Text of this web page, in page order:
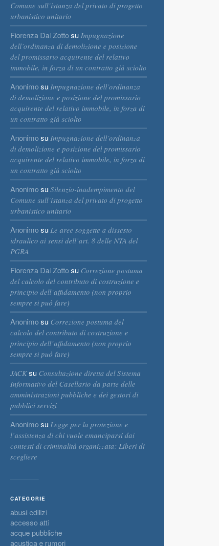
Comune sull’istanza del privato di progetto
urbanistico unitario
Fiorenza Dal Zottosu Impugnazione
dell’ordinanza di demolizione e posizione
del promissario acquirente del relativo
immobile, in forza di un contratto già sciolto
Anonimosu Impugnazione dell’ordinanza
di demolizione e posizione del promissario
acquirente del relativo immobile, in forza di
un contratto già sciolto
Anonimosu Impugnazione dell’ordinanza
di demolizione e posizione del promissario
acquirente del relativo immobile, in forza di
un contratto già sciolto
Anonimosu Silenzio-inadempimento del
Comune sull’istanza del privato di progetto
urbanistico unitario
Anonimosu Le aree soggette a dissesto
idraulico ai sensi dell’art. 8 delle NTA del
PGRA
Fiorenza Dal Zottosu Correzione postuma
del calcolo del contributo di costruzione e
principio dell’affidamento (non proprio
sempre si può fare)
Anonimosu Correzione postuma del
calcolo del contributo di costruzione e
principio dell’affidamento (non proprio
sempre si può fare)
JACKsu Consultazione diretta del Sistema
Informativo del Casellario da parte delle
amministrazioni pubbliche e dei gestori di
pubblici servizi
Anonimosu Legge per la protezione e
l’assistenza di chi vuole emanciparsi dai
contesti di criminalità organizzata: Liberi di
scegliere
CATEGORIE
abusi edilizi
accesso atti
acque pubbliche
acustica e rumori